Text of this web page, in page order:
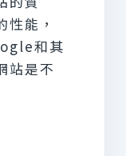
能，
和其
站是不